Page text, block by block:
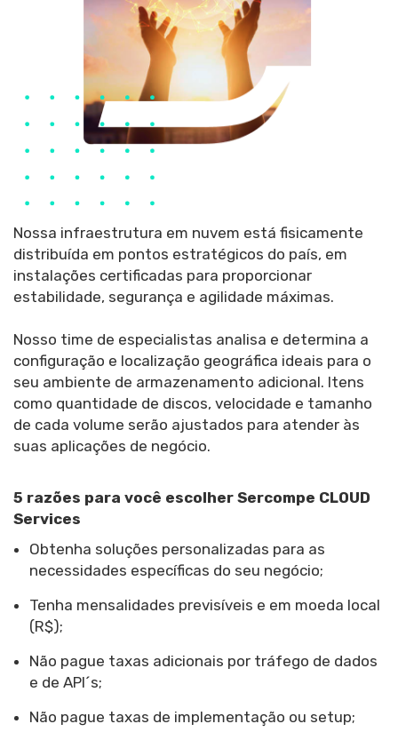
Nossa infraestrutura em nuvem está fisicamente
distribuída em pontos estratégicos do país, em
instalações certificadas para proporcionar
estabilidade, segurança e agilidade máximas.
Nosso time de especialistas analisa e determina a
configuração e localização geográfica ideais para o
seu ambiente de armazenamento adicional. Itens
como quantidade de discos, velocidade e tamanho
de cada volume serão ajustados para atender às
suas aplicações de negócio.
5 razões para você escolher Sercompe CLOUD
Services
Obtenha soluções personalizadas para as
necessidades específicas do seu negócio;
Tenha mensalidades previsíveis e em moeda local
(R$);
Não pague taxas adicionais por tráfego de dados
e de API´s;
Não pague taxas de implementação ou setup;